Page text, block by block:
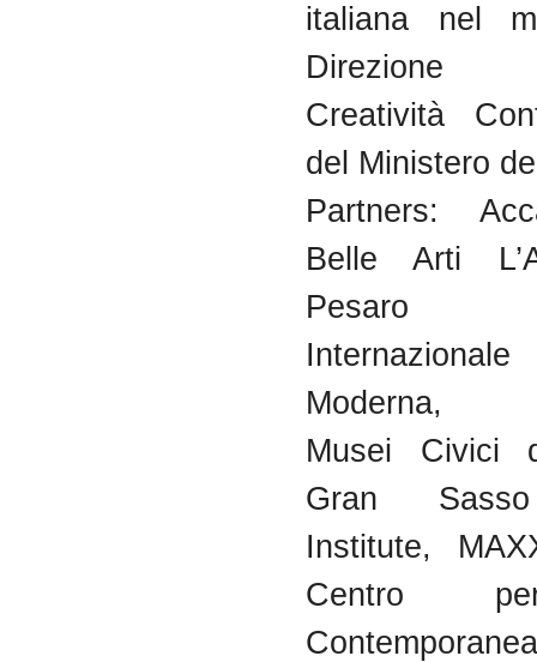
italiana nel
Direzione
Creatività
del Ministero
Partners:
Belle Arti
Pesaro
Moderna,
Musei Civici
Gran
Institute,
Centro